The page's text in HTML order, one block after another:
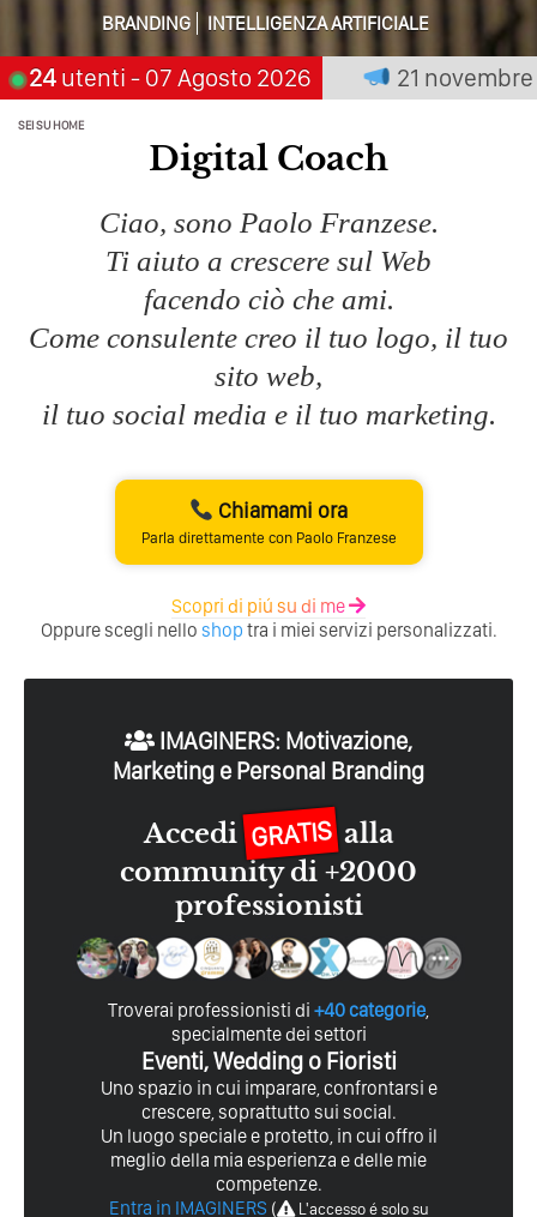
Perché Non Guadagni Sui Social Media? Probabilmente
Tutto Peggiorerà
Quali Sono Gli Errori Della Comunicazione Politica? Il
Come Promuoversi Nel Wedding? Il Mio Intervento Per
BRANDING
INTELLIGENZA ARTIFICIALE
24 utenti - 07 Agosto 2026
chi aspetta, scegli: 21 novembre 2026
SEI SUHOME
Digital Coach
Ciao, sono Paolo Franzese.
Ti aiuto a crescere sul Web
facendo ciò che ami.
Come consulente creo il tuo logo, il tuo
sito web,
il tuo social media e il tuo marketing.
Chiamami ora
Parla direttamente con Paolo Franzese
Scopri di piú su di me
Oppure scegli nello shop tra i miei servizi personalizzati.
IMAGINERS: Motivazione,
Marketing e Personal Branding
Accedi GRATISalla
community di +2000
professionisti
Troverai professionisti di +40 categorie,
specialmente dei settori
Eventi, Wedding o Fioristi
Uno spazio in cui imparare, confrontarsi e
crescere, soprattutto sui social.
Un luogo speciale e protetto, in cui offro il
meglio della mia esperienza e delle mie
competenze.
Entra in IMAGINERS (
L'accesso é solo su